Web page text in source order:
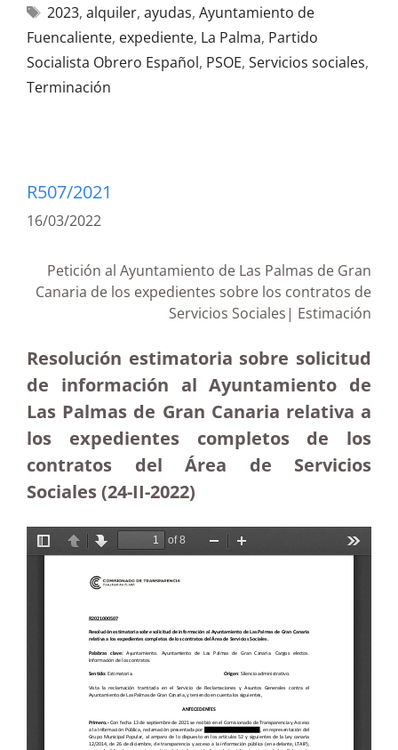
2023, alquiler, ayudas, Ayuntamiento de
Fuencaliente, expediente, La Palma, Partido
Socialista Obrero Español, PSOE, Servicios sociales,
Terminación
R507/2021
16/03/2022
Petición al Ayuntamiento de Las Palmas de Gran
Canaria de los expedientes sobre los contratos de
Servicios Sociales| Estimación
Resolución estimatoria sobre solicitud
de información al Ayuntamiento de
Las Palmas de Gran Canaria relativa a
los expedientes completos de los
contratos del Área de Servicios
Sociales (24-II-2022)